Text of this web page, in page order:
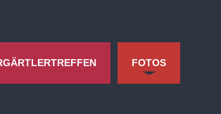
FOTOS